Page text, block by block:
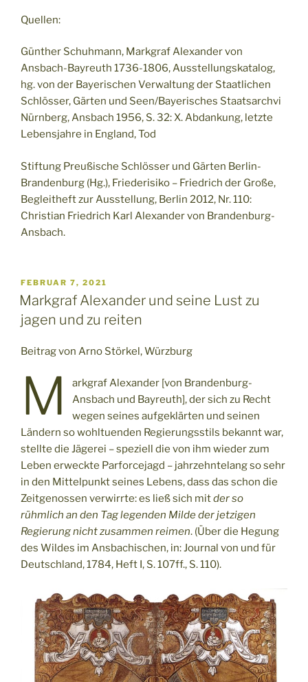
Quellen:
Günther Schuhmann, Markgraf Alexander von
Ansbach-Bayreuth 1736-1806, Ausstellungskatalog,
hg. von der Bayerischen Verwaltung der Staatlichen
Schlösser, Gärten und Seen/Bayerisches Staatsarchvi
Nürnberg, Ansbach 1956, S. 32: X. Abdankung, letzte
Lebensjahre in England, Tod
Stiftung Preußische Schlösser und Gärten Berlin-
Brandenburg (Hg.), Friederisiko – Friedrich der Große,
Begleitheft zur Ausstellung, Berlin 2012, Nr. 110:
Christian Friedrich Karl Alexander von Brandenburg-
Ansbach.
VERÖFFENTLICHT
AM
FEBRUAR 7, 2021
Markgraf Alexander und seine Lust zu
jagen und zu reiten
Beitrag von Arno Störkel, Würzburg
M
arkgraf Alexander [von Brandenburg-
Ansbach und Bayreuth], der sich zu Recht
wegen seines aufgeklärten und seinen
Ländern so wohltuenden Regierungsstils bekannt war,
stellte die Jägerei – speziell die von ihm wieder zum
Leben erweckte Parforcejagd – jahrzehntelang so sehr
in den Mittelpunkt seines Lebens, dass das schon die
Zeitgenossen verwirrte: es ließ sich mitder so
rühmlich an den Tag legenden Milde der jetzigen
Regierung nicht zusammen reimen. (Über die Hegung
des Wildes im Ansbachischen, in: Journal von und für
Deutschland, 1784, Heft I, S. 107ff., S. 110).